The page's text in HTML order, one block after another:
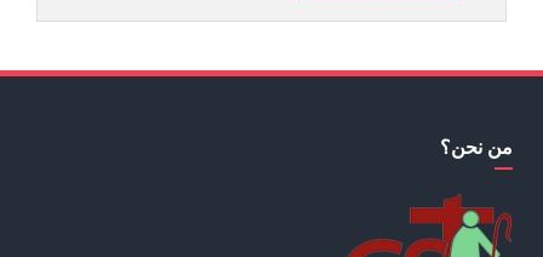
من نحن؟